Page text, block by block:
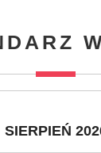
SIERPIEŃ